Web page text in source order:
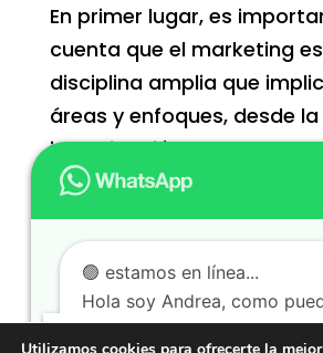
En primer lugar, es
cuenta que el marketing
disciplina amplia que
áreas y enfoques, desde la
investigación de mercado
estrategia de marca, la
análisis de datos. Para
un experto en marketing,
conocer bien cada una de
y cómo se interconectan.
🟢 estamos en línea...
Hola soy Andrea, como
Dale click en el botón